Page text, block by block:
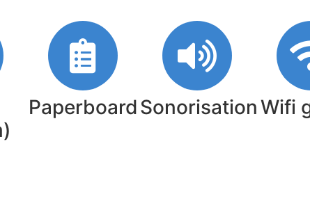
PaperboardSonorisationWifi